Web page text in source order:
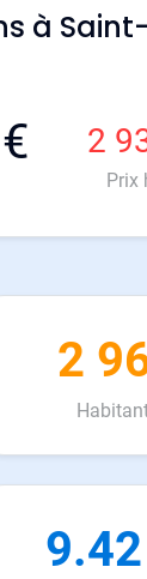
à Saint-
2
Prix
2
9.42